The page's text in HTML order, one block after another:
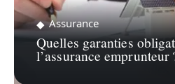
Assurance
Quelles garanties
l’assurance emprunteur